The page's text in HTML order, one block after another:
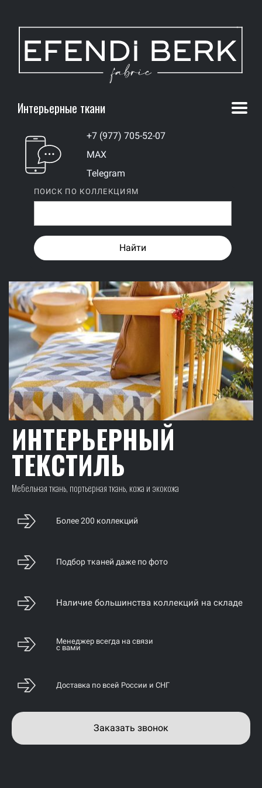
Интерьерные ткани
+7 (977) 705-52-07
MAX
Telegram
ПОИСК ПО КОЛЛЕКЦИЯМ
Найти
ИНТЕРЬЕРНЫЙ
ТЕКСТИЛЬ
Мебельная ткань, портьерная ткань, кожа и экокожа
Более 200 коллекций
Подбор тканей даже по фото
Наличие большинства коллекций на складе
Менеджер всегда на связи
с вами
Доставка по всей России и СНГ
Заказать звонок